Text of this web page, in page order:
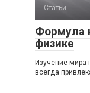
Статьи
Формула
физике
Изучение
всегда